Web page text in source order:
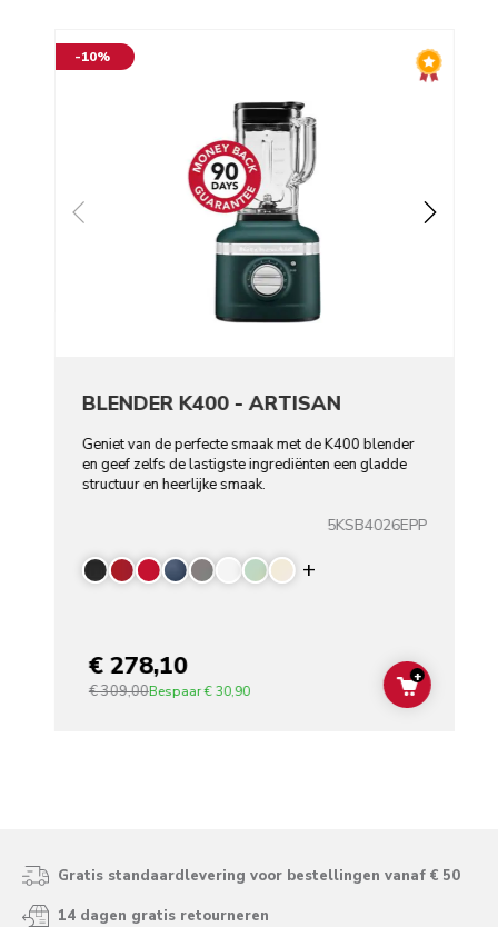
-10%
BLENDER K400 - ARTISAN
Geniet van de perfecte smaak met de K400 blender
en geef zelfs de lastigste ingrediënten een gladde
structuur en heerlijke smaak.
5KSB4026EPP
Display more
€ 278,10
€ 309,00Bespaar€ 30,90 ADD TO
+
Gratis standaardlevering voor bestellingen vanaf € 50
14 dagen gratis retourneren